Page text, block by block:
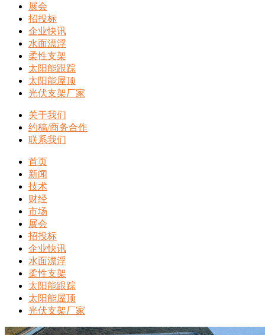
展会
招投标
企业快讯
水面漂浮
柔性支架
太阳能跟踪
太阳能屋顶
光伏支架厂家
关于我们
约稿/商务合作
联系我们
首页
新闻
技术
财经
市场
展会
招投标
企业快讯
水面漂浮
柔性支架
太阳能跟踪
太阳能屋顶
光伏支架厂家